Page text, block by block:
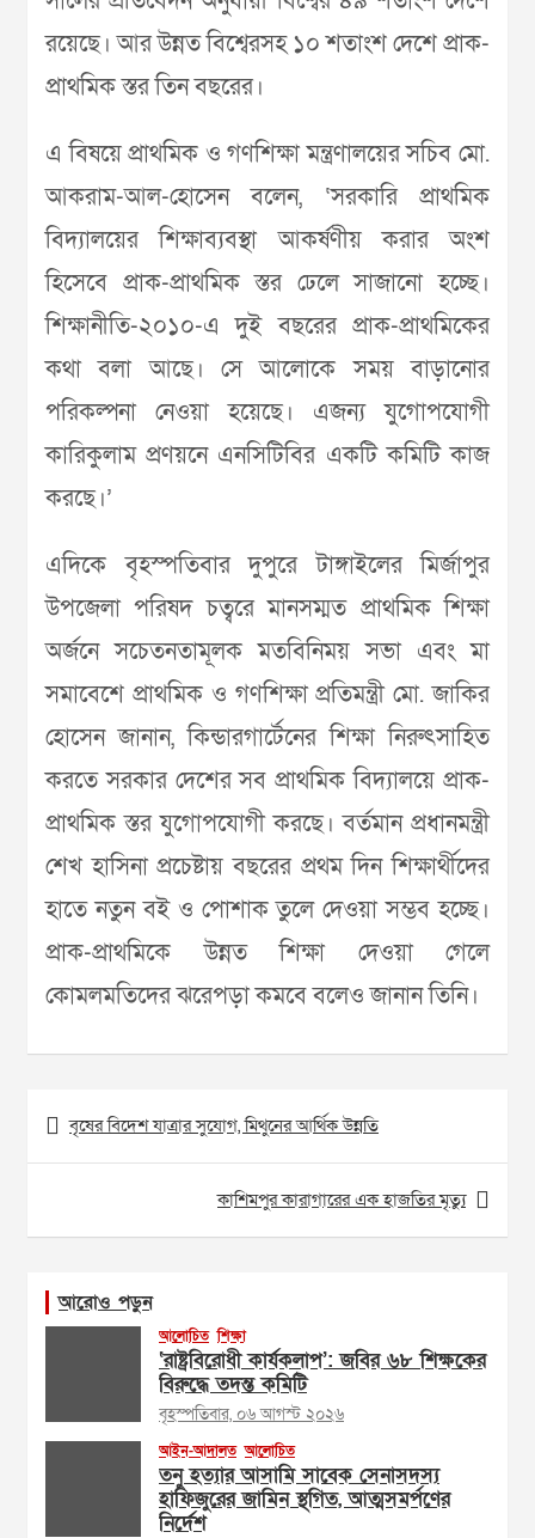
রয়েছে। আর উন্নত বিশ্বেরসহ ১০ শতাংশ দেশে প্রাক-
প্রাথমিক স্তর তিন বছরের।
এ বিষয়ে প্রাথমিক ও গণশিক্ষা মন্ত্রণালয়ের সচিব মো.
আকরাম-আল-হোসেন বলেন, ‘সরকারি প্রাথমিক
বিদ্যালয়ের শিক্ষাব্যবস্থা আকর্ষণীয় করার অংশ
হিসেবে প্রাক-প্রাথমিক স্তর ঢেলে সাজানো হচ্ছে।
শিক্ষানীতি-২০১০-এ দুই বছরের প্রাক-প্রাথমিকের
কথা বলা আছে। সে আলোকে সময় বাড়ানোর
পরিকল্পনা নেওয়া হয়েছে। এজন্য যুগোপযোগী
কারিকুলাম প্রণয়নে এনসিটিবির একটি কমিটি কাজ
করছে।’
এদিকে বৃহস্পতিবার দুপুরে টাঙ্গাইলের মির্জাপুর
উপজেলা পরিষদ চত্বরে মানসম্মত প্রাথমিক শিক্ষা
অর্জনে সচেতনতামূলক মতবিনিময় সভা এবং মা
সমাবেশে প্রাথমিক ও গণশিক্ষা প্রতিমন্ত্রী মো. জাকির
হোসেন জানান, কিন্ডারগার্টেনের শিক্ষা নিরুৎসাহিত
করতে সরকার দেশের সব প্রাথমিক বিদ্যালয়ে প্রাক-
প্রাথমিক স্তর যুগোপযোগী করছে। বর্তমান প্রধানমন্ত্রী
শেখ হাসিনা প্রচেষ্টায় বছরের প্রথম দিন শিক্ষার্থীদের
হাতে নতুন বই ও পোশাক তুলে দেওয়া সম্ভব হচ্ছে।
প্রাক-প্রাথমিকে উন্নত শিক্ষা দেওয়া গেলে
কোমলমতিদের ঝরেপড়া কমবে বলেও জানান তিনি।
Post
navigation
বৃষের বিদেশ যাত্রার সুযোগ, মিথুনের আর্থিক উন্নতি
কাশিমপুর কারাগারের এক হাজতির মৃত্যু
আরোও পড়ুন
আলোচিত শিক্ষা
‘রাষ্ট্রবিরোধী কার্যকলাপ’: জবির ৬৮ শিক্ষকের
বিরুদ্ধে তদন্ত কমিটি
বৃহস্পতিবার, ০৬ আগস্ট ২০২৬
আইন-আদালত আলোচিত
তনু হত্যার আসামি সাবেক সেনাসদস্য
হাফিজুরের জামিন স্থগিত, আত্মসমর্পণের
নির্দেশ